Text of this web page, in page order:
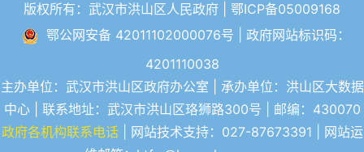
版权所有：武汉市洪山区人民政府 | 鄂ICP备05009168
鄂公网安备 42011102000076号 | 政府网站标识码：
4201110038
主办单位：武汉市洪山区政府办公室 | 承办单位：洪山区大数据
中心 | 联系地址：武汉市洪山区珞狮路300号 | 邮编：430070
政府各机构联系电话| 网站技术支持：027-87673391 | 网站运